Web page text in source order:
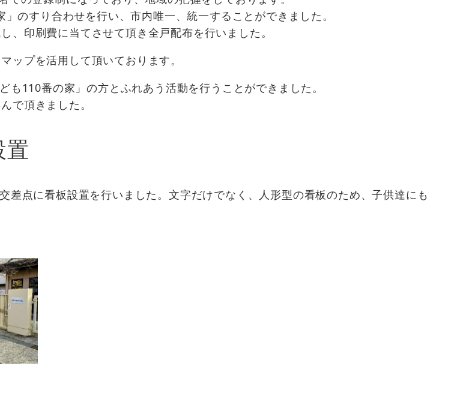
のすり合わせを行い、市内唯一、統一することができました。
、印刷費に当てさせて頂き全戸配布を行いました。
ップを活用して頂いております。
110番の家」の方とふれあう活動を行うことができました。
で頂きました。
置
点に看板設置を行いました。文字だけでなく、人形型の看板のため、子供達にも